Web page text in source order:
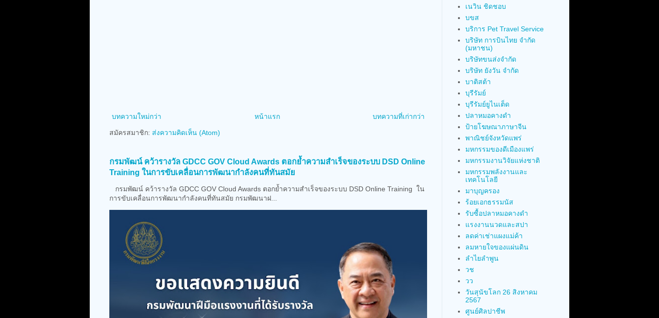
บทความใหม่กว่า บทความที่เก่ากว่า
หน้าแรก
สมัครสมาชิก: ส่งความคิดเห็น (Atom)
กรมพัฒน์ คว้ารางวัล GDCC GOV Cloud Awards ตอกย้ำความสำเร็จของระบบ DSD Online
Training ในการขับเคลื่อนการพัฒนากำลังคนที่ทันสมัย
กรมพัฒน์ คว้ารางวัล GDCC GOV Cloud Awards ตอกย้ำความสำเร็จของระบบ DSD Online Training ใน
การขับเคลื่อนการพัฒนากำลังคนที่ทันสมัย กรมพัฒนาฝ...
เนวิน ชิดชอบ
บขส
บริการ Pet Travel Service
บริษัท การบินไทย จำกัด
(มหาชน)
บริษัทขนส่งจำกัด
บริษัท ยังวัน จำกัด
บาติสต้า
บุรีรัมย์
บุรีรัมย์ยูไนเต็ด
ปลาหมอคางดำ
ป้ายโฆษณาภาษาจีน
พาณิชย์จังหวัดแพร่
มหกรรมของดีเมืองแพร่
มหกรรมงานวิจัยแห่งชาติ
มหกรรมพลังงานและ
เทคโนโลยี
มาบุญครอง
ร้อยเอกธรรมนัส
รับซื้อปลาหมอคางดำ
แรงงานนวดและสปา
ลดค่าเช่าแผงแม่ค้า
ลมหายใจของแผ่นดิน
ลำไยลำพูน
วช
วว
วันสุนัขโลก 26 สิงหาคม
2567
ศูนย์ศิลปาชีพ